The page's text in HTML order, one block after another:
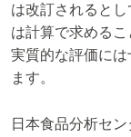
は改訂されると
は計算で求める
実質的な評価に
ます。
日本食品分析セン